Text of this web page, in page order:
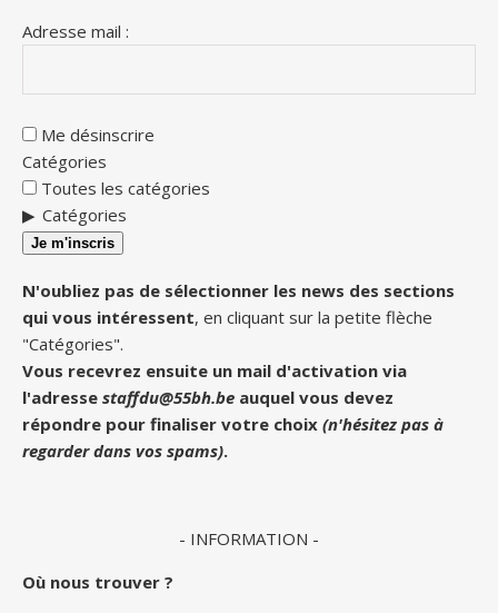
Adresse mail :
Me désinscrire
Catégories
Toutes les catégories
Catégories
Je m'inscris
N'oubliez pas de sélectionner les news des sections
qui vous intéressent, en cliquant sur la petite flèche
"Catégories".
Vous recevrez ensuite un mail d'activation via
l'adresse staffdu@55bh.be auquel vous devez
répondre pour finaliser votre choix (n'hésitez pas à
regarder dans vos spams).
- INFORMATION -
Où nous trouver ?